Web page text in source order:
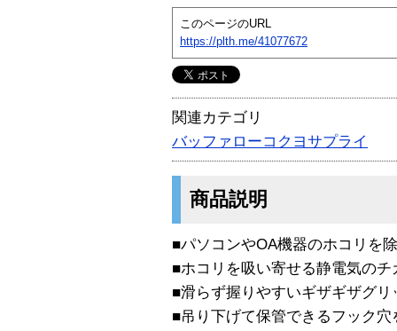
このページのURL
https://plth.me/41077672
関連カテゴリ
バッファローコクヨサプライ
商品説明
■パソコンやOA機器のホコリを
■ホコリを吸い寄せる静電気のチ
■滑らず握りやすいギザギザグリ
■吊り下げて保管できるフック穴